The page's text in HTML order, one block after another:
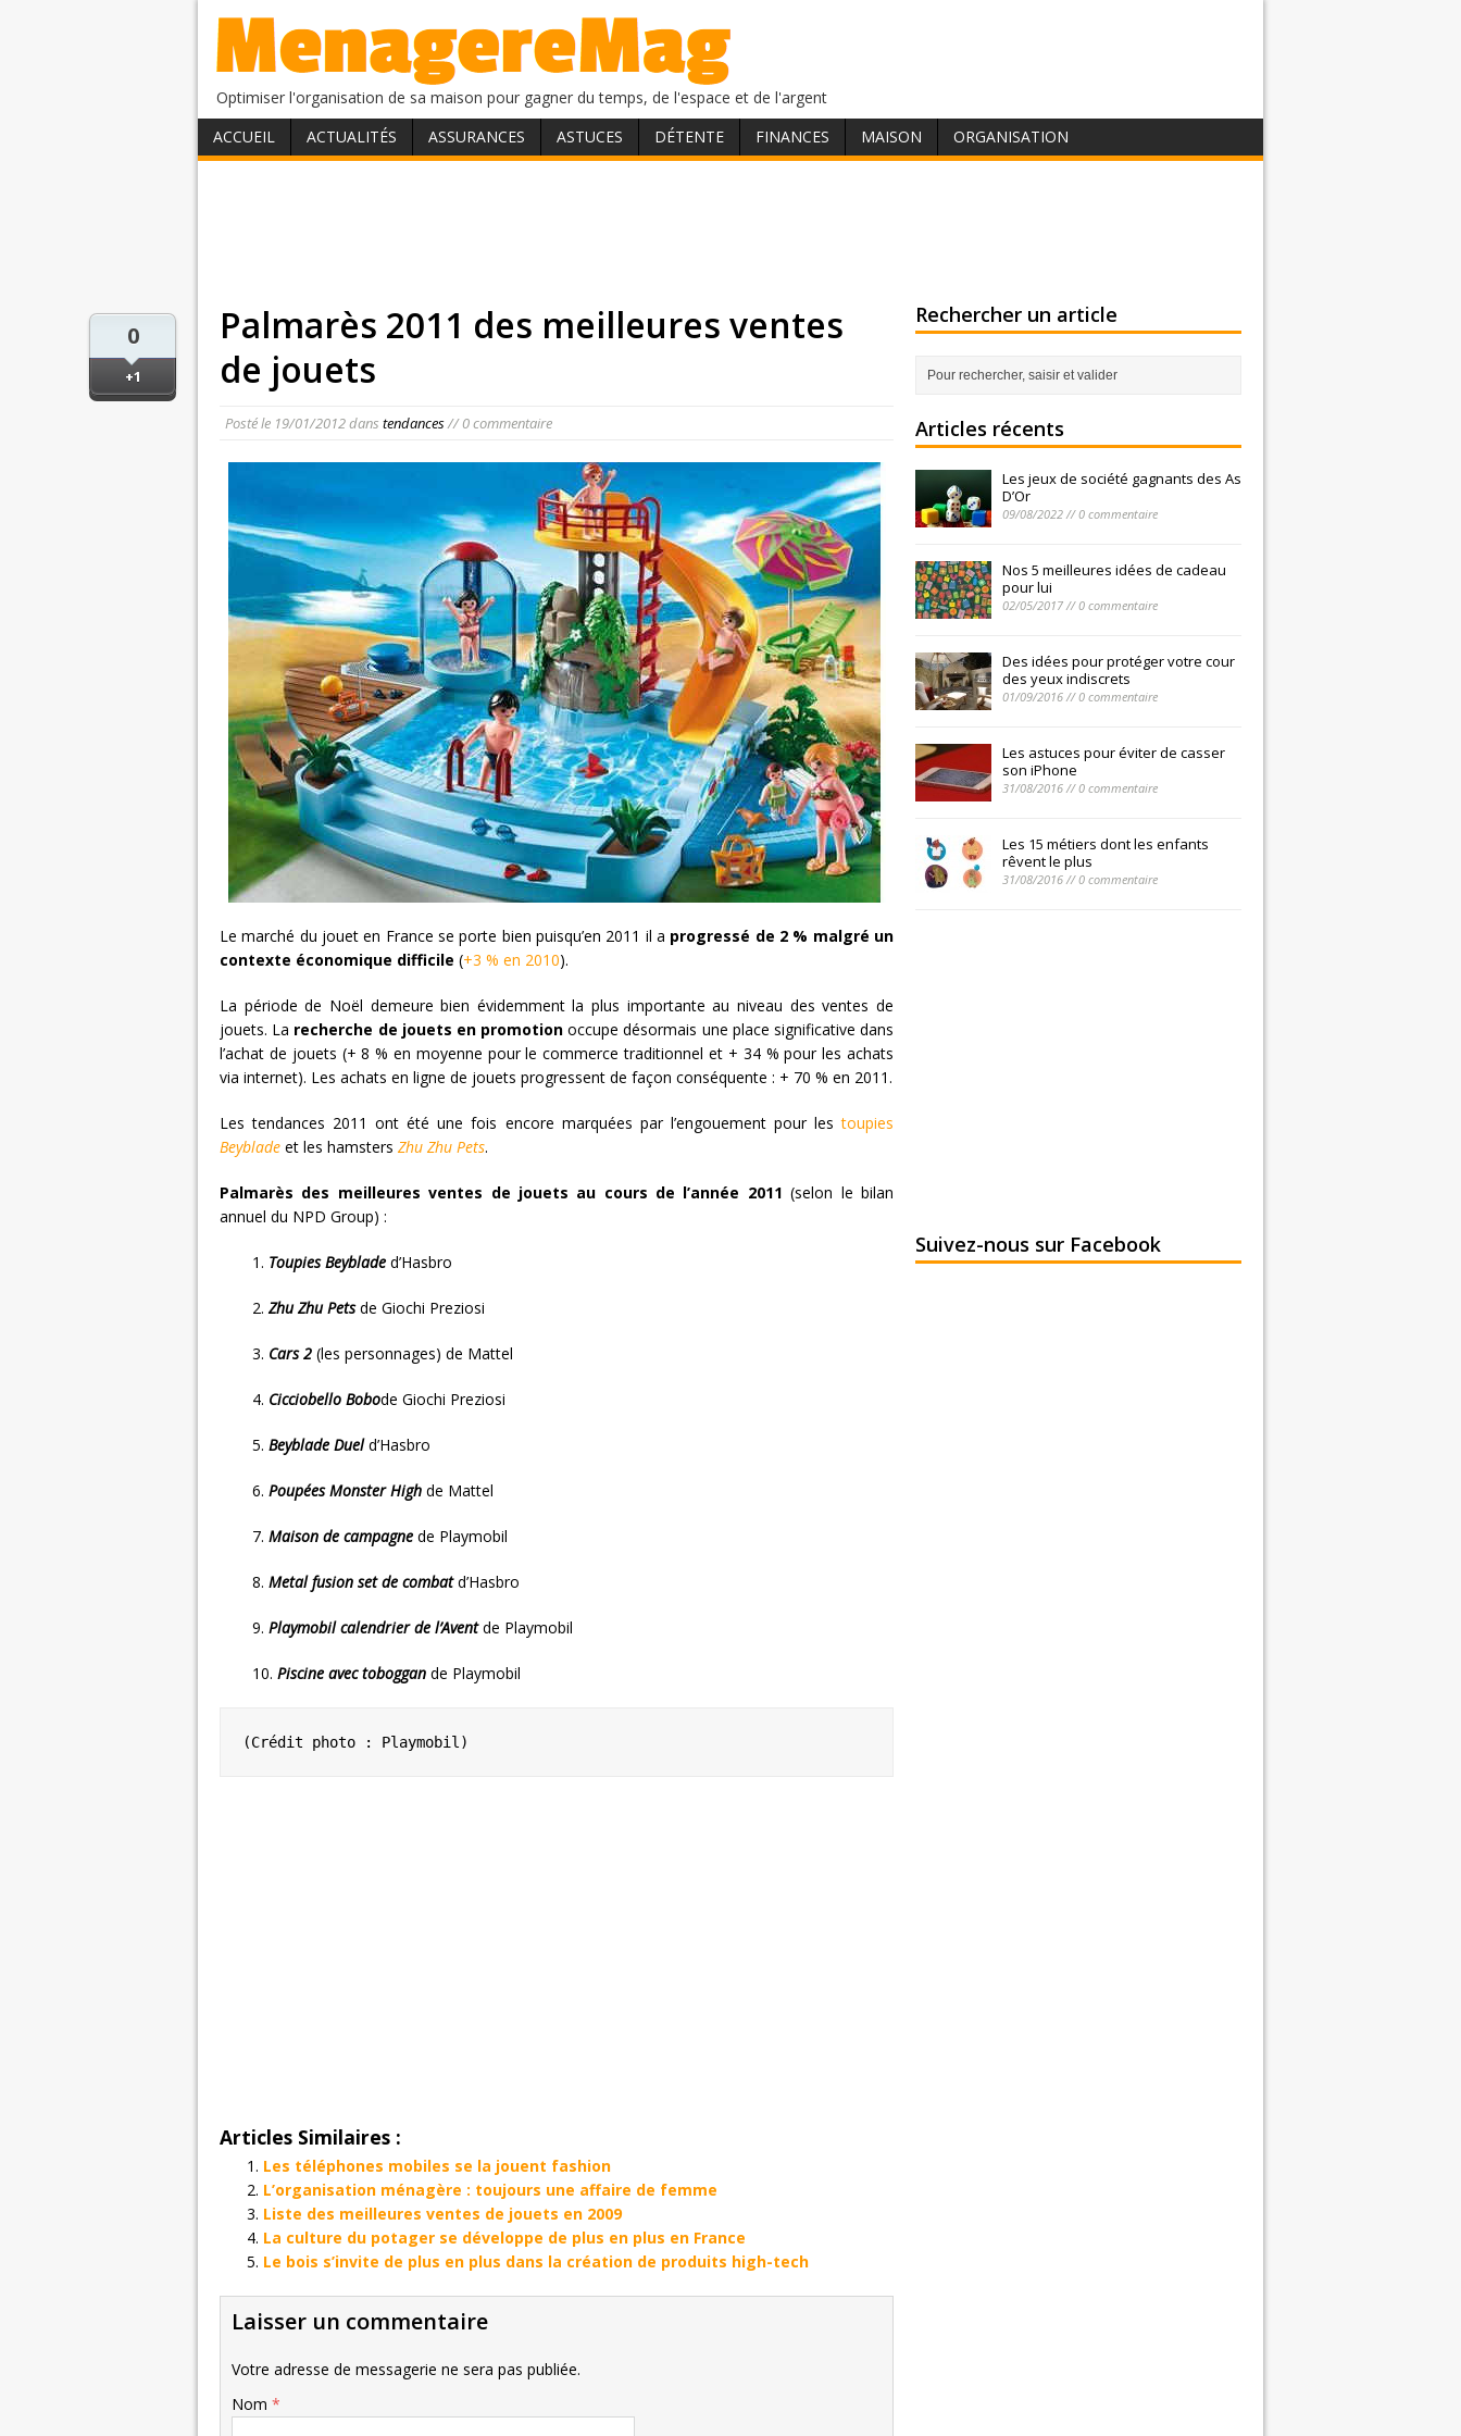
Optimiser l'organisation de sa maison pour gagner du temps, de l'espace et de l'argent
ACCUEIL
ACTUALITÉS ASSURANCES ASTUCES DÉTENTE FINANCES MAISON ORGANISATION
0
+1
Palmarès 2011 des meilleures ventes
de jouets
Posté le 19/01/2012dans tendances// 0 commentaire
Le marché du jouet en France se porte bien puisqu’en 2011 il a progressé de 2 % malgré un
contexte économique difficile (+3 % en 2010).
La période de Noël demeure bien évidemment la plus importante au niveau des ventes de
jouets. La recherche de jouets en promotion occupe désormais une place significative dans
l’achat de jouets (+ 8 % en moyenne pour le commerce traditionnel et + 34 % pour les achats
via internet). Les achats en ligne de jouets progressent de façon conséquente : + 70 % en 2011.
Les tendances 2011 ont été une fois encore marquées par l’engouement pour lestoupies
Beyblade et les hamsters Zhu Zhu Pets.
Palmarès des meilleures ventes de jouets au cours de l’année 2011 (selon le bilan
annuel du NPD Group) :
1. Toupies Beyblade d’Hasbro
2. Zhu Zhu Petsde Giochi Preziosi
3. Cars 2 (les personnages) de Mattel
4. Cicciobello Bobode Giochi Preziosi
5. Beyblade Dueld’Hasbro
6. Poupées Monster High de Mattel
7. Maison de campagne de Playmobil
8. Metal fusion set de combatd’Hasbro
9. Playmobil calendrier de l’Aventde Playmobil
10. Piscine avec toboggan de Playmobil
(Crédit photo : Playmobil)
Articles Similaires :
Les téléphones mobiles se la jouent fashion
L’organisation ménagère : toujours une affaire de femme
Liste des meilleures ventes de jouets en 2009
La culture du potager se développe de plus en plus en France
Le bois s’invite de plus en plus dans la création de produits high-tech
Laisser un commentaire
Votre adresse de messagerie ne sera pas publiée.
Nom *
Rechercher un article
Articles récents
Les jeux de société gagnants des As
D’Or
09/08/2022 // 0 commentaire
Nos 5 meilleures idées de cadeau
pour lui
02/05/2017 // 0 commentaire
Des idées pour protéger votre cour
des yeux indiscrets
01/09/2016 // 0 commentaire
Les astuces pour éviter de casser
son iPhone
31/08/2016 // 0 commentaire
Les 15 métiers dont les enfants
rêvent le plus
31/08/2016 // 0 commentaire
Suivez-nous sur Facebook